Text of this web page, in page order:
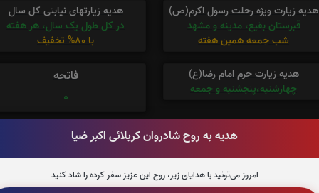
هدیه به روح شادروان کربلائی اکبر ضیا
امروز می‌تونید با هدایای زیر، روح این عزیز سفر کرده را شاد کنید
هدیه زیارت ویژه رحلت رسول اکرم(ص)
قبرستان بقیع، مدینه و مشهد
شب جمعه همین هفته
هدیه زیارتهای نیابتی کل سال
در کل طول یک سال، هر هفته
با 80% تخفیف
هدیه زیارت حرم امام رضا(ع)
چهارشنبه،پنجشنبه و جمعه
فاتحه
0
تولد : 1344/05/05 وفات : 1402/09/04